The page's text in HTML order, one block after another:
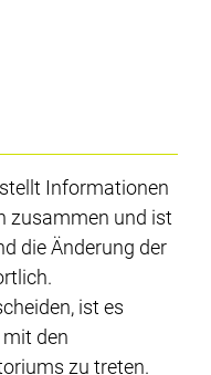
Informationen
zusammen und ist
die Änderung der
ist es
den
zu treten.